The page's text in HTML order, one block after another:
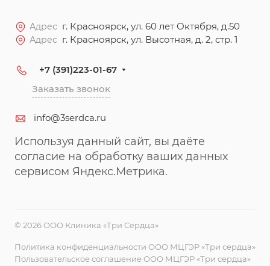
Адрес г. Красноярск, ул. 60 лет Октября, д.50
Адрес г. Красноярск, ул. Высотная, д. 2, стр. 1
+7 (391)223-01-67
Заказать звонок
info@3serdca.ru
Используя данный сайт, вы даёте
согласие на обработку ваших данных
сервисом Яндекс.Метрика.
© 2026 ООО Клиника «Три Сердца»
Политика конфиденциальности ООО МЦГЭР «Три сердца»
Пользовательское соглашение ООО МЦГЭР «Три сердца»